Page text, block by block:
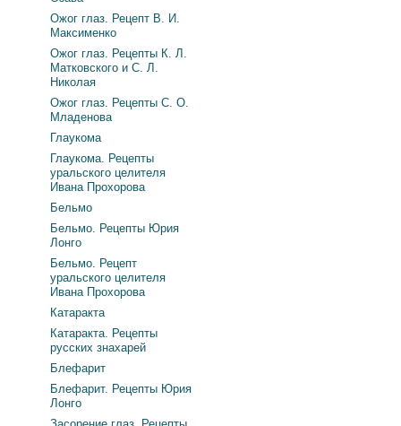
Ожог глаз. Рецепт В. И.
Максименко
Ожог глаз. Рецепты К. Л.
Матковского и С. Л.
Николая
Ожог глаз. Рецепты С. О.
Младенова
Глаукома
Глаукома. Рецепты
уральского целителя
Ивана Прохорова
Бельмо
Бельмо. Рецепты Юрия
Лонго
Бельмо. Рецепт
уральского целителя
Ивана Прохорова
Катаракта
Катаракта. Рецепты
русских знахарей
Блефарит
Блефарит. Рецепты Юрия
Лонго